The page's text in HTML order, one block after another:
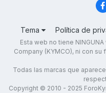
Tema Política de
Esta web no tiene
Company (KYMCO), ni con su
Todas las marcas que
Copyright © 2010 - 2025